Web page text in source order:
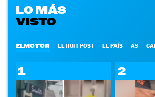
LO MÁS
VISTO
ELMOTOR EL HUFFPOST EL PAÍS AS
1 2